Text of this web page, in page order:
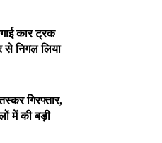
कार ट्रक
निगल लिया
गिरफ्तार,
में की बड़ी